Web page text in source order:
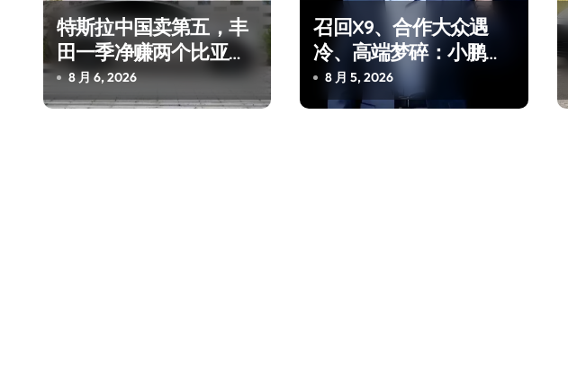
特斯拉中国卖第五，丰
田一季净赚两个比亚迪
——中国车企该醒醒了
8 月 6, 2026
召回X9、合作大众遇
冷、高端梦碎：小鹏的
“多事之夏”
8 月 5, 2026